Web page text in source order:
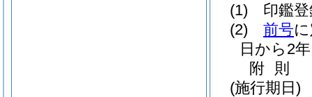
(1)
印鑑
(2)
前号
日から2年
附 則
(施行期日)